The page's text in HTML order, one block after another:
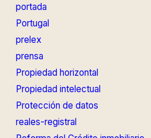
portada
Portugal
prelex
prensa
Propiedad horizontal
Propiedad intelectual
Protección de datos
reales-registral